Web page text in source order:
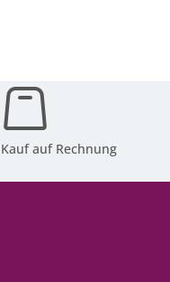
auf Rechnung